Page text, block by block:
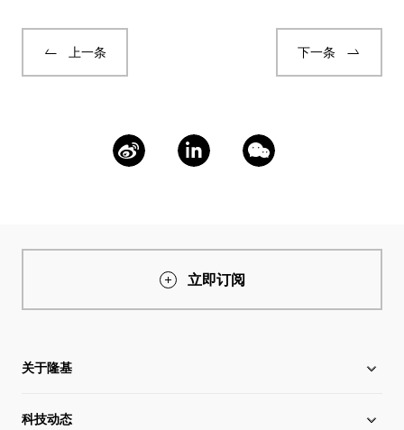
上一条 下一条
立即订阅
关于隆基
关于隆基
科技动态